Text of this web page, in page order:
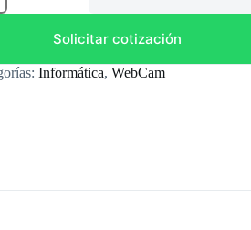
Solicitar cotización
Informática, WebCam